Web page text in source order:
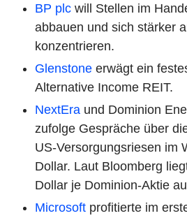
BP plc will Stellen im
abbauen und sich stärker
konzentrieren.
Glenstone erwägt ein
Alternative Income REIT.
NextEra und Dominion
zufolge Gespräche über
US-Versorgungsriesen im
Dollar. Laut Bloomberg
Dollar je Dominion-Aktie
Microsoft profitierte im